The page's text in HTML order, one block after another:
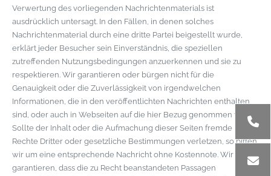
Verwertung des vorliegenden Nachrichtenmaterials ist
ausdrücklich untersagt. In den Fällen, in denen solches
Nachrichtenmaterial durch eine dritte Partei beigestellt wurde,
erklärt jeder Besucher sein Einverständnis, die speziellen
zutreffenden Nutzungsbedingungen anzuerkennen und sie zu
respektieren. Wir garantieren oder bürgen nicht für die
Genauigkeit oder die Zuverlässigkeit von irgendwelchen
Informationen, die in den veröffentlichten Nachrichten enthalten
sind, oder auch in Webseiten auf die hier Bezug genommen wird.
Sollte der Inhalt oder die Aufmachung dieser Seiten fremde
Rechte Dritter oder gesetzliche Bestimmungen verletzen, so bitten
wir um eine entsprechende Nachricht ohne Kostennote. Wir
garantieren, dass die zu Recht beanstandeten Passagen